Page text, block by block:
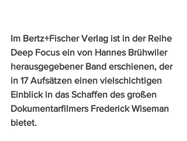
Im Bertz+Fischer Verlag ist in der Reihe
Deep Focus ein von Hannes Brühwiler
herausgegebener Band erschienen, der
in 17 Aufsätzen einen vielschichtigen
Einblick in das Schaffen des großen
Dokumentarfilmers Frederick Wiseman
bietet.